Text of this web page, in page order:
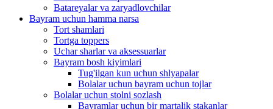
Batareyalar va zaryadlovchilar
Bayram uchun hamma narsa
Tort shamlari
Tortga toppers
Uchar sharlar va aksessuarlar
Bayram bosh kiyimlari
Tug'ilgan kun uchun shlyapalar
Bolalar uchun bayram uchun tojlar
Bolalar uchun stolni sozlash
Bayramlar uchun bir martalik stakanlar